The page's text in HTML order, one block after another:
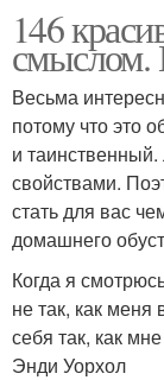
146
смыслом.
Весьма
потому что это
и
свойствами.
стать для вас
домашнего
Когда я
не так, как
себя так, как
Энди Уорхол